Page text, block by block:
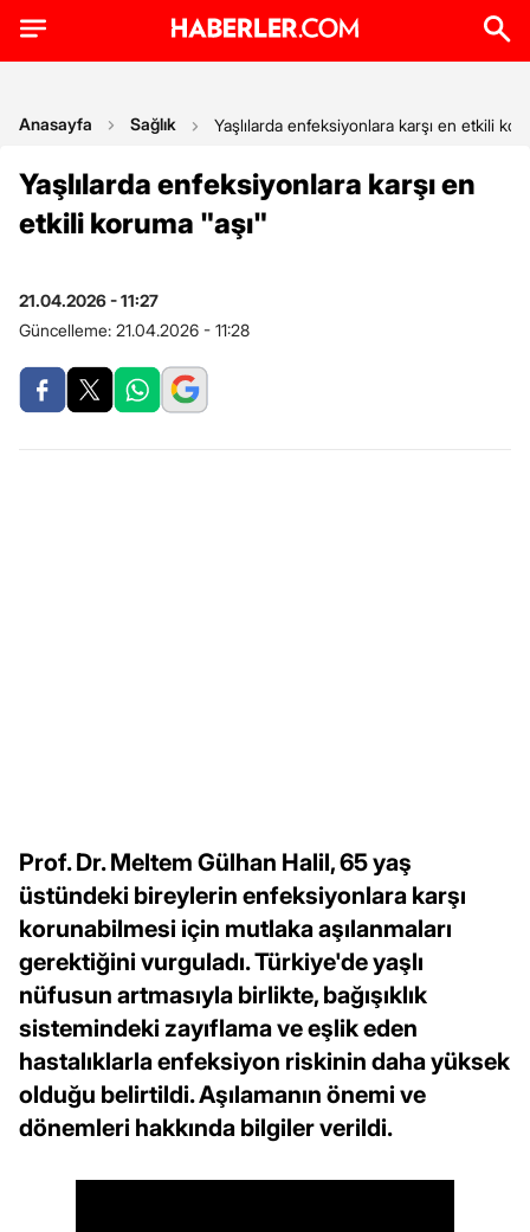
Anasayfa Sağlık Yaşlılarda enfeksiyonlara karşı en etkili
Yaşlılarda enfeksiyonlara karşı en
etkili koruma "aşı"
21.04.2026 - 11:27
Güncelleme: 21.04.2026 - 11:28
Prof. Dr. Meltem Gülhan Halil, 65 yaş
üstündeki bireylerin enfeksiyonlara karşı
korunabilmesi için mutlaka aşılanmaları
gerektiğini vurguladı. Türkiye'de yaşlı
nüfusun artmasıyla birlikte, bağışıklık
sistemindeki zayıflama ve eşlik eden
hastalıklarla enfeksiyon riskinin daha yüksek
olduğu belirtildi. Aşılamanın önemi ve
dönemleri hakkında bilgiler verildi.